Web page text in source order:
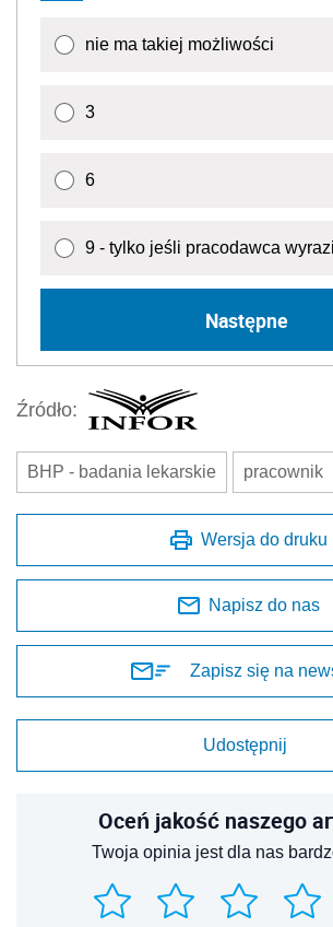
nie ma takiej możliwości
3
6
9 - tylko jeśli pracodawca
Następne
Źródło:
BHP - badania lekarskie pracownik
Wersja do druku
Napisz do nas
Zapisz się na
Udostępnij
Oceń jakość naszego
Twoja opinia jest dla nas